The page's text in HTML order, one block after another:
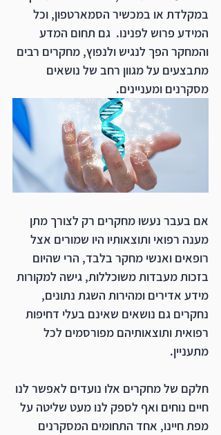
במקלדת או במכשיר הסמארטפון, וכל
המידע פרוש לפנינו.  גם תחום המדע
והמחקר הפך לנגיש ולנפוץ, מחקרים רבים
מתבצעים על מגוון רחב של נושאים
מסקרנים ומעניינים.
אם בעבר נעשו מחקרים רק לצורך מתן
מענה רפואי ותוצאותיו היו שמורים אצל
רופאים ואנשי מחקר בלבד, הרי שהיום
בזכות מעבדות משוכללות, גישה למקורות
מידע אדירים ומהירות השגת נתונים,
נחקרים גם נושאים שאינם בעלי דחיפות
רפואית ותוצאותיהם מפורסמים לכל
מתעניין.
חלקם של מחקרים אלו נועדים לאפשר לנו
חיים נוחים ואף לספק לנו מעט שליטה על
מפת חיינו, אחד התחומים המסקרנים